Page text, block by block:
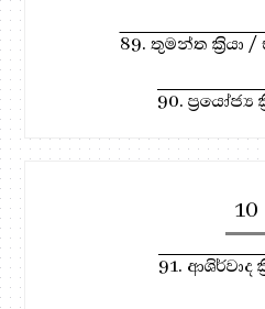
89. තුමන්ත ක්‍රියා /
90. ප්‍රයෝජ්‍ය
10
91. ආශිර්වාද